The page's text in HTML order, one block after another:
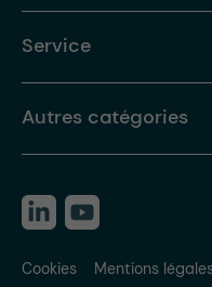
Service
Autres catégories
Cookies Mentions